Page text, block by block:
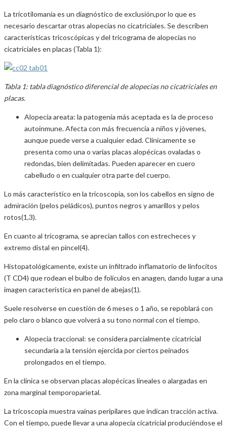
La tricotilomanía es un diagnóstico de exclusión,por lo que es
necesario descartar otras alopecias no cicatriciales. Se describen
características tricoscópicas y del tricograma de alopecias no
cicatriciales en placas (Tabla 1):
Tabla 1: tabla diagnóstico diferencial de alopecias no cicatriciales en
placas.
Alopecia areata: la patogenia más aceptada es la de proceso
autoinmune. Afecta con más frecuencia a niños y jóvenes,
aunque puede verse a cualquier edad. Clínicamente se
presenta como una o varias placas alopécicas ovaladas o
redondas, bien delimitadas. Pueden aparecer en cuero
cabelludo o en cualquier otra parte del cuerpo.
Lo más característico en la tricoscopia, son los cabellos en signo de
admiración (pelos peládicos), puntos negros y amarillos y pelos
rotos(1,3).
En cuanto al tricograma, se aprecian tallos con estrecheces y
extremo distal en pincel(4).
Histopatológicamente, existe un infiltrado inflamatorio de linfocitos
(T CD4) que rodean el bulbo de folículos en anagen, dando lugar a una
imagen característica en panel de abejas(1).
Suele resolverse en cuestión de 6 meses o 1 año, se repoblará con
pelo claro o blanco que volverá a su tono normal con el tiempo.
Alopecia traccional: se considera parcialmente cicatricial
secundaria a la tensión ejercida por ciertos peinados
prolongados en el tiempo.
En la clínica se observan placas alopécicas lineales o alargadas en
zona marginal temporoparietal.
La tricoscopia muestra vainas peripilares que indican tracción activa.
Con el tiempo, puede llevar a una alopecia cicatricial produciéndose el